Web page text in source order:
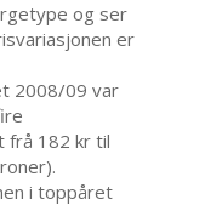
og ser
er
2008/09 var
frå 182 kr til
i toppåret